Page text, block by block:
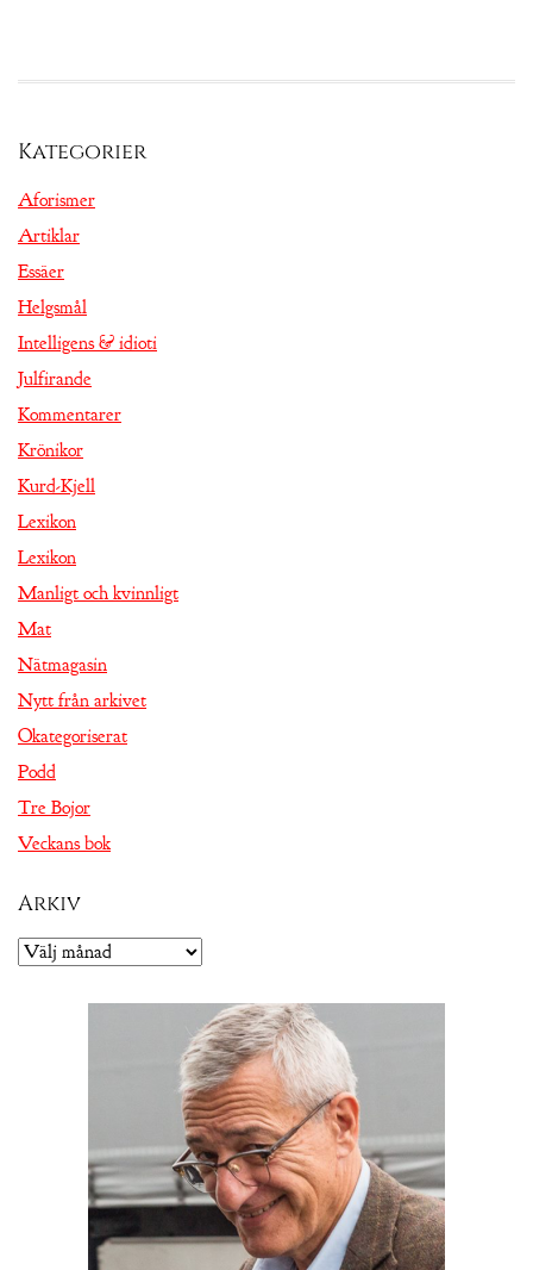
Kategorier
Aforismer
Artiklar
Essäer
Helgsmål
Intelligens & idioti
Julfirande
Kommentarer
Krönikor
Kurd-Kjell
Lexikon
Lexikon
Manligt och kvinnligt
Mat
Nätmagasin
Nytt från arkivet
Okategoriserat
Podd
Tre Bojor
Veckans bok
Arkiv
Arkiv